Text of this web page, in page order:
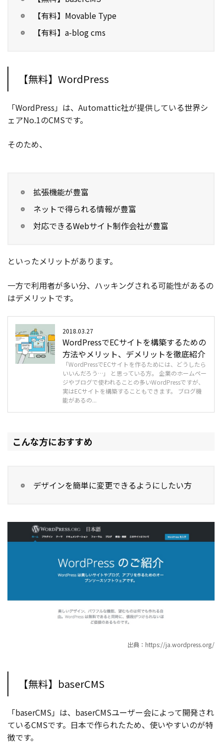
【有料】Movable Type
【有料】a-blog cms
【無料】WordPress
「WordPress」は、Automattic社が提供している世界シ
ェアNo.1のCMSです。
そのため、
拡張機能が豊富
ネットで得られる情報が豊富
対応できるWebサイト制作会社が豊富
といったメリットがあります。
一方で利用者が多い分、ハッキングされる可能性があるの
はデメリットです。
2018.03.27
WordPressでECサイトを構築するための
方法やメリット、デメリットを徹底紹介
「WordPressでECサイトを作るためには、どうしたら
いいんだろう…」 と思っている方。 企業のホームペー
ジやブログで使われることの多いWordPressですが、
実はECサイトを構築することもできます。 ブログ機
能があるの...
こんな方におすすめ
デザインを簡単に変更できるようにしたい方
出典：https://ja.wordpress.org/
【無料】baserCMS
「baserCMS」は、baserCMSユーザー会によって開発され
ているCMSです。日本で作られたため、使いやすいのが特
徴です。